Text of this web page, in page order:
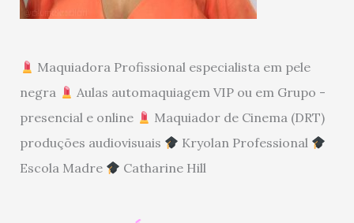
Maquiadora Profissional especialista em pele
negra
Aulas automaquiagem VIP ou em Grupo -
presencial e online
Maquiador de Cinema (DRT)
produções audiovisuais
Kryolan Professional
Escola Madre
Catharine Hill